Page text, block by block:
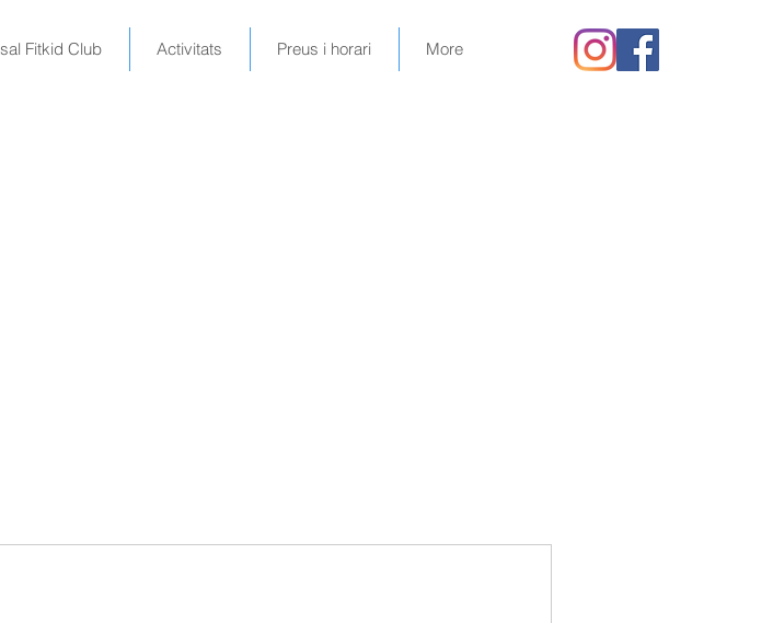
Fitkid Club Activitats Preus i horari More